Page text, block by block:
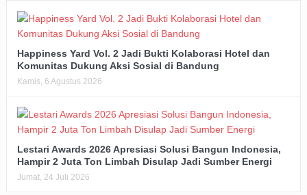
Happiness Yard Vol. 2 Jadi Bukti Kolaborasi Hotel dan
Komunitas Dukung Aksi Sosial di Bandung
Kamis, 6 Agustus 2026
Lestari Awards 2026 Apresiasi Solusi Bangun Indonesia,
Hampir 2 Juta Ton Limbah Disulap Jadi Sumber Energi
Jumat, 24 Juli 2026